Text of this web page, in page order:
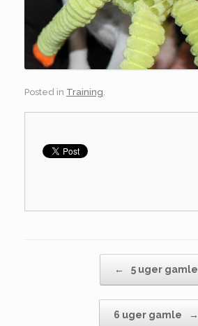
Posted in Training.
← 5 uger gamle
6 uger gamle →